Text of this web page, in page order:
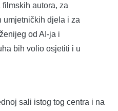
autora, za
umjetničkih djela i za
od AI-ja i
bih volio osjetiti i u
sali istog tog centra i na